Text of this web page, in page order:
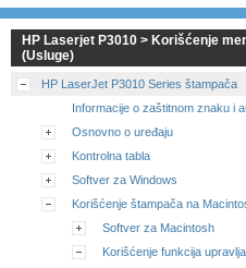
HP Laserjet P3010 > Korišćenje
(Usluge)
HP LaserJet P3010 Series štampača
Informacije o zaštitnom znaku i
Osnovno o uređaju
Kontrolna tabla
Softver za Windows
Korišćenje štampača na
Softver za Macintosh
Korišćenje funkcija